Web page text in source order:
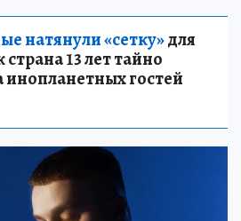
натянули «сетку»для
13 лет тайно
инопланетных гостей